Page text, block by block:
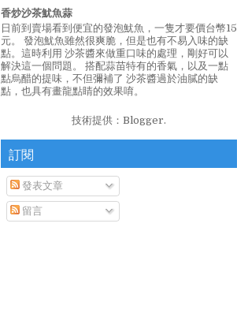
香炒沙茶魷魚蒜
日前到賣場看到便宜的發泡魷魚，一隻才要價台幣15
元。 發泡魷魚雖然很爽脆，但是也有不易入味的缺
點。這時利用 沙茶醬來做重口味的處理，剛好可以
解決這一個問題。 搭配蒜苗特有的香氣，以及一點
點烏醋的提味，不但彌補了 沙茶醬過於油膩的缺
點，也具有畫龍點睛的效果唷。
技術提供： Blogger.
訂閱
發表文章
留言